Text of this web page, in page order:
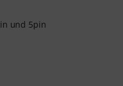
und 5pin